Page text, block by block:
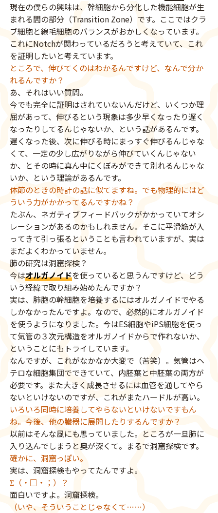
現在の僕らの興味は、幹細胞から分化した機能細胞が生
まれる間の部分（Transition Zone）です。ここではクラ
ブ細胞と線毛細胞のバランスがおかしくなっています。
これにNotchが関わっているだろうと考えていて、これ
を証明したいと考えています。
ところで、伸びてくのはわかるんですけど、なんで分か
れるんですか？
あ、それはいい質問。
今でも完全に証明はされていないんだけど、いくつか理
屈があって、伸びるという現象は多少早くなったり遅く
なったりしてるんじゃないか、という話があるんです。
遅くなった後、次に伸びる時にまっすぐ伸びるんじゃな
くて、一定の少し広がりながら伸びていくんじゃない
か、とその時に真ん中にくぼみができて別れるんじゃな
いか、という理論があるんです。
体節のときの時計の話に似てますね。でも物理的にはど
ういう力がかかってるんですかね？
たぶん、ネガティブフィードバックがかかっていてオシ
レーションがあるのかもしれません。そこに平滑筋が入
ってきて引っ張るということも言われていますが、実は
まだよくわかっていません。
肺の研究は洞窟探検？
今はオルガノイドを使っていると思うんですけど、どう
いう経緯で取り組み始めたんですか？
実は、肺胞の幹細胞を培養するにはオルガノイドでやる
しかなかったんですよ。なので、必然的にオルガノイド
を使うようになりました。今はES細胞やiPS細胞を使っ
て気管の３次元構造をオルガノイドからで作れないか、
ということにもトライしています。
なんですが、これがなかなか大変で（苦笑）。気管はヘ
テロな細胞集団でできていて、内胚葉と中胚葉の両方が
必要です。また大きく成長させるには血管を通してやら
ないといけないのですが、これがまたハードルが高い。
いろいろ同時に培養してやらないといけないですもん
ね。今後、他の臓器に展開したりするんですか？
以前はそんな風にも思っていました。ところが一旦肺に
入り込んでしまうと奥が深くて。まるで洞窟探検です。
確かに、洞窟っぽい。
実は、洞窟探検もやってたんですよ。
Σ（・□・；）？
面白いですよ。洞窟探検。
（いや、そういうことじゃなくて……）